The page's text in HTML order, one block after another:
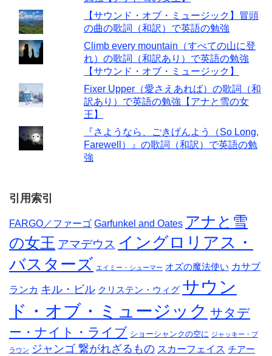
【サウンド・オブ・ミュージック】冒頭
の曲の歌詞（和訳）で英語の勉強
Climb every mountain（すべての山に登
れ）の歌詞（和訳あり）で英語の勉強
【サウンド・オブ・ミュージック】
Fixer Upper（愛さえあれば）の歌詞（和
訳あり）で英語の勉強【アナと雪の女
王】
『さようなら、ごきげんよう（So Long,
Farewell）』の歌詞（和訳）で英語の勉
強
引用索引
FARGO／ファーゴ Garfunkel and Oates アナと雪
の女王 アマデウス イングロリアス・
バスターズ エイミー・シューマー オズの魔法使い カサブ
ランカ キル・ビル クリステン・ウィグ サウン
ド・オブ・ミュージック サタデ
ー・ナイト・ライブ ショーシャンクの空に ジャッキー・ブ
ラウン ジャンゴ 繋がれざるもの スカーフェイス チアー